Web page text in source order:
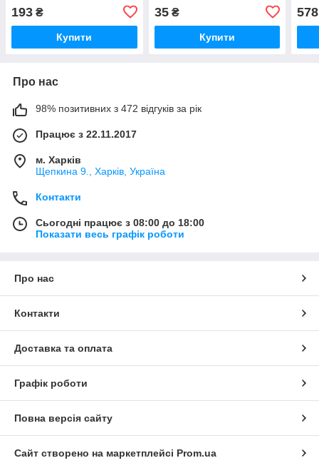
193 ₴
Купити
35₴
Купити
578
Про нас
98% позитивних з 472 відгуків за рік
Працює з 22.11.2017
м. Харків
Щепкина 9., Харків, Україна
Контакти
Сьогодні працює з 08:00 до 18:00
Показати весь графік роботи
Про нас
Контакти
Доставка та оплата
Графік роботи
Повна версія сайту
Сайт створено на маркетплейсі Prom.ua